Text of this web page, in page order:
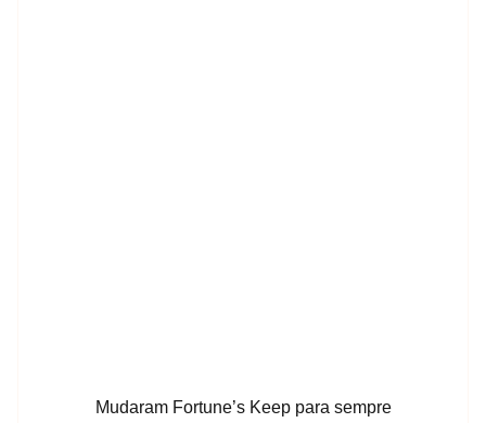
Mudaram Fortune’s Keep para sempre